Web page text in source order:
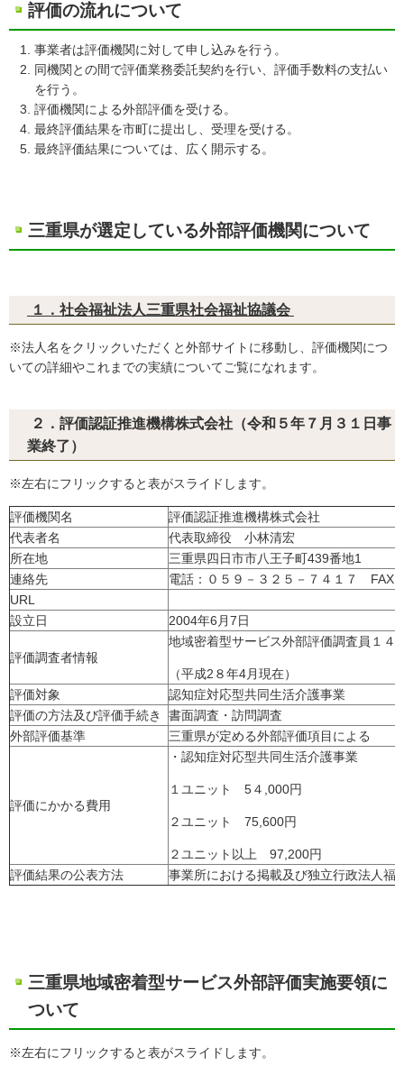
評価の流れについて
事業者は評価機関に対して申し込みを行う。
同機関との間で評価業務委託契約を行い、評価手数料の支払い
を行う。
評価機関による外部評価を受ける。
最終評価結果を市町に提出し、受理を受ける。
最終評価結果については、広く開示する。
三重県が選定している外部評価機関について
１．社会福祉法人三重県社会福祉協議会
※法人名をクリックいただくと外部サイトに移動し、評価機関につ
いての詳細やこれまでの実績についてご覧になれます。
２．評価認証推進機構株式会社（令和５年７月３１日事
業終了）
※左右にフリックすると表がスライドします。
評価機関名
評価認証推進機構株式会社
代表者名
代表取締役 小林清宏
所在地
三重県四日市市八王子町439番地1
連絡先
電話：０５９－３２５－７４１７ FAX
URL
設立日
2004年6月7日
評価調査者情報
地域密着型サービス外部評価調査員１４
（平成2８年4月現在）
評価対象
認知症対応型共同生活介護事業
評価の方法及び評価手続き
書面調査・訪問調査
外部評価基準
三重県が定める外部評価項目による
評価にかかる費用
・認知症対応型共同生活介護事業
１ユニット 5４,000円
２ユニット 75,600円
２ユニット以上 97,200円
評価結果の公表方法
事業所における掲載及び独立行政法人福
三重県地域密着型サービス外部評価実施要領に
ついて
※左右にフリックすると表がスライドします。